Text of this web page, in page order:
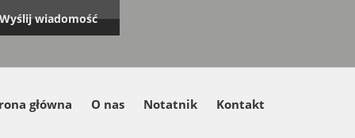
główna O nas Notatnik Kontakt